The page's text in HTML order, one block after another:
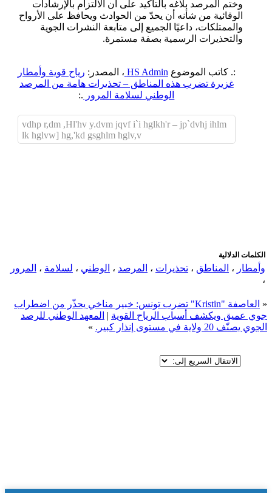
وختم المرصد بلاغه بالتأكيد على أن الالتزام بالإرشادات
الوقائية من شأنه أن يحدّ من الحوادث ويحافظ على الأرواح
والممتلكات، داعيًا الجميع إلى متابعة النشرات الجوية
والتحذيرات الرسمية بصفة مستمرة.
:. كاتب الموضوع HS Admin ، المصدر: رياح قوية وأمطار
غزيرة تضرب هذه المناطق – تحذيرات هامة من المرصد
الوطني لسلامة المرور .:
vdhp r,dm ,Hl'hv y.dvm jqvf i`i hglkh'r – jp`dvhj ihlm
lk hglvw] hg,'kd gsghlm hglv,v
الكلمات الدلالية
وأمطار ، المناطق ، تحذيرات ، المرصد ، الوطني ، لسلامة ، المرور
،
«
العاصفة "Kristin" تضرب تونس: خبير مناخي يحذّر من اضطراب
جوي عميق ويكشف أسباب الرياح القوية | المعهد الوطني للرصد
الجوي يصنّف 20 ولاية في مستوى إنذار كبير.
»